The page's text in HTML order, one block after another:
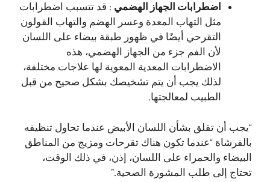
اضطرابات الجهاز الهضمي : قد تتسبب اضطرابات
مثل التهاب المعدة وعسر الهضم والتهاب القولون
التقرحي أيضًا في ظهور طبقة بيضاء على اللسان
لأن الفم جزء من الجهاز الهضمي، هذه
الاضطرابات المعدية المعوية لها علاجات مختلفة،
لذلك يجب أن يتم تشخيصك بشكل صحيح من قبل
الطبيب لمعالجتها.
“يجب أن تقلق بشأن اللسان الأبيض عندما تحاول تنظيفه
بالفرشاة “عندما تكون هناك تقرحات ومزيج من المناطق
البيضاء والحمراء على اللسان، إذن، في ذلك الوقت،
تحتاج إلى طلب المشورة الصحية.”